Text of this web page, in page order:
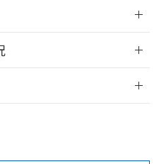
影響
/会員登録
だく前に、以下を必ずお読